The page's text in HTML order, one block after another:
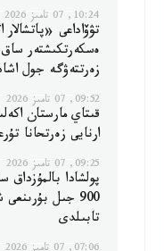
10:24, 07 تامىز 2026
تۋۆاداعى
ەسكەرتكىشتەر
زەرتتەۋگە جول
09:52, 07 تامىز 2026
قىتاي مارستان
ارنايى زەرتحانا
09:25, 07 تامىز 2026
پولشادا بالمۇزداق
900 جىل
تابىلدى